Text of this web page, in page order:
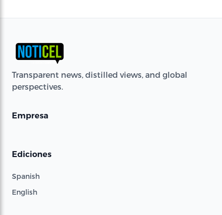
Transparent news, distilled views, and global
perspectives.
Empresa
Ediciones
Spanish
English